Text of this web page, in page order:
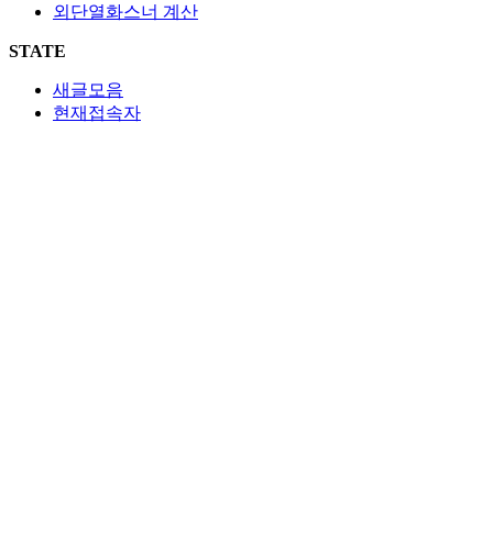
외단열화스너 계산
STATE
새글모음
현재접속자